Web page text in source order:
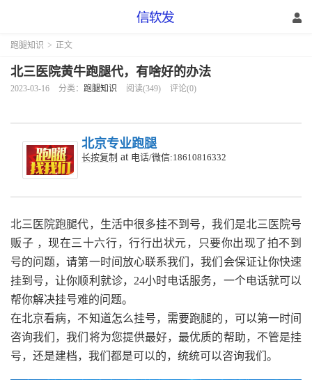
跑腿知识 > 正文
北三医院黄牛跑腿代，有啥好的办法
2023-03-16 分类： 跑腿知识 阅读(349) 评论(0)
北京专业跑腿
长按复制 at 电话/微信:18610816332
北三医院跑腿代，生活中很多挂不到号，我们是北三医院号
贩子 ，现在三十六行，行行出状元，只要你出现了拍不到
号的问题，请第一时间放心联系我们，我们会保证让你快速
挂到号，让你顺利就诊，24小时电话服务，一个电话就可以
帮你解决挂号难的问题。
在北京看病，不知道怎么挂号，需要跑腿的，可以第一时间
咨询我们，我们将为您提供最好，最优质的帮助，不管是挂
号，还是建档，我们都是可以的，统统可以咨询我们。